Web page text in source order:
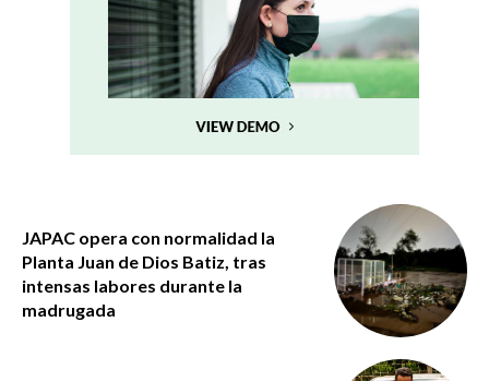
JAPAC opera con normalidad la
Planta Juan de Dios Batiz, tras
intensas labores durante la
madrugada